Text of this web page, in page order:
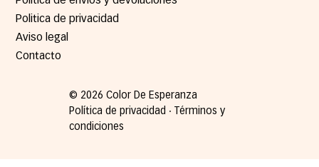
Politica de privacidad
Aviso legal
Contacto
© 2026 Color De Esperanza
Política de privacidad ∙ Términos y
condiciones